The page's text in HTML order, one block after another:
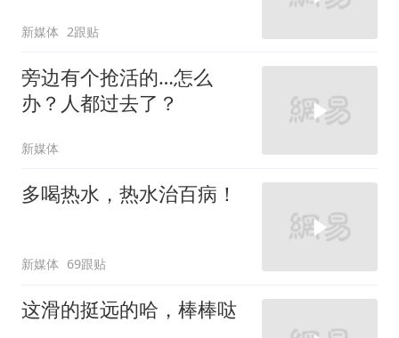
新媒体 2跟贴
旁边有个抢活的…怎么
办？人都过去了？
新媒体
多喝热水，热水治百病！
新媒体 69跟贴
这滑的挺远的哈，棒棒哒